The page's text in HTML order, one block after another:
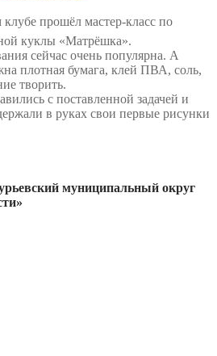
прошёл мастер-класс по
куклы «Матрёшка».
сейчас очень популярна. А
плотная бумага, клей ПВА, соль,
творить.
с поставленной задачей и
в руках свои первые рисунки
муниципальный округ